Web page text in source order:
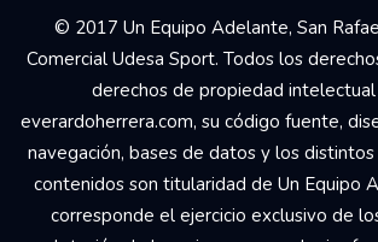
© 2017 Un Equipo Adelante, San
Comercial Udesa Sport. Todos los
derechos de propiedad
everardoherrera.com, su código fuente,
navegación, bases de datos y los
contenidos son titularidad de Un Equipo
corresponde el ejercicio exclusivo de